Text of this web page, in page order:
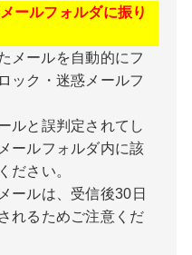
ールフォルダに振り
メールを自動的にフ
ック・迷惑メールフ
ルと誤判定されてし
ールフォルダ内に該
ださい。
ールは、受信後30日
れるためご注意くだ